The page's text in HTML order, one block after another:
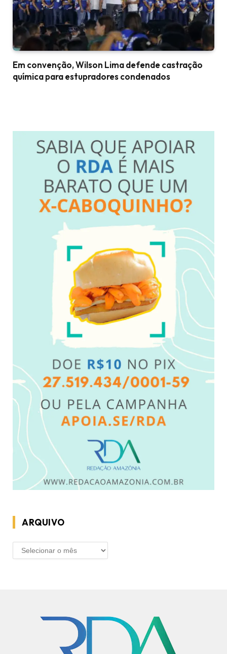
Em convenção, Wilson Lima defende castração
química para estupradores condenados
ARQUIVO
ARQUIVO